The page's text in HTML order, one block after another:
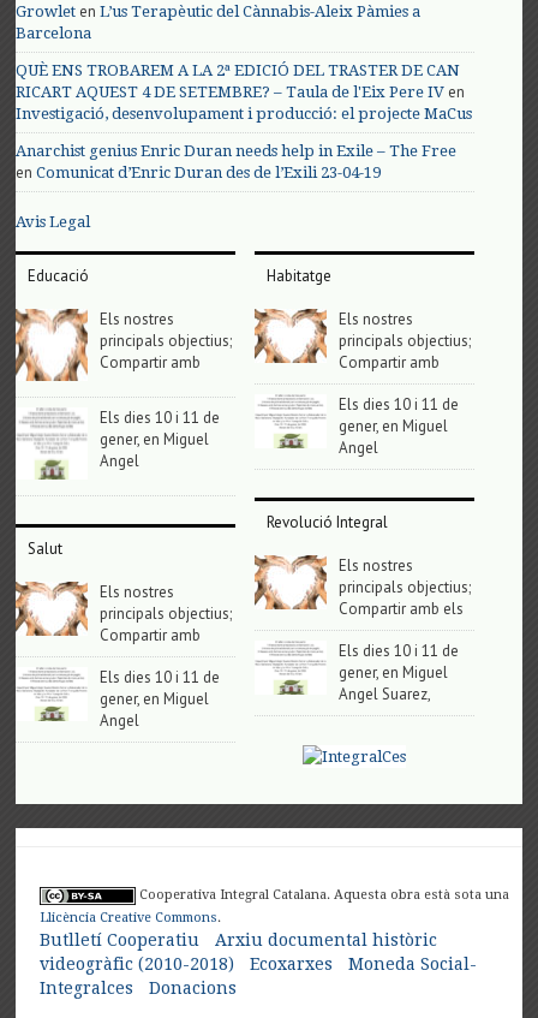
Growlet enL’us Terapèutic del Cànnabis-Aleix Pàmies a
Barcelona
QUÈ ENS TROBAREM A LA 2ª EDICIÓ DEL TRASTER DE CAN
RICART AQUEST 4 DE SETEMBRE? – Taula de l'Eix Pere IV en
Investigació, desenvolupament i producció: el projecte MaCus
Anarchist genius Enric Duran needs help in Exile – The Free
enComunicat d’Enric Duran des de l’Exili 23-04-19
Avis Legal
Educació
Els nostres
principals objectius;
Compartir amb
Els dies 10 i 11 de
gener, en Miguel
Angel
Salut
Els nostres
principals objectius;
Compartir amb
Els dies 10 i 11 de
gener, en Miguel
Angel
Habitatge
Els nostres
principals objectius;
Compartir amb
Els dies 10 i 11 de
gener, en Miguel
Angel
Revolució Integral
Els nostres
principals objectius;
Compartir amb els
Els dies 10 i 11 de
gener, en Miguel
Angel Suarez,
Cooperativa Integral Catalana. Aquesta obra està sota una
Llicència Creative Commons.
Butlletí Cooperatiu
Arxiu documental històric
videogràfic (2010-2018)
Ecoxarxes
Moneda Social-
Integralces
Donacions